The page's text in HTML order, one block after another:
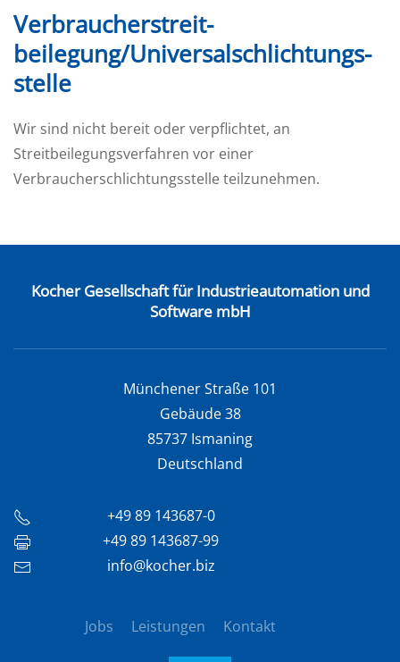
Verbraucher­streit­
beilegung/Universal­schlichtungs­
stelle
Wir sind nicht bereit oder verpflichtet, an
Streitbeilegungsverfahren vor einer
Verbraucherschlichtungsstelle teilzunehmen.
Kocher Gesellschaft für Industrieautomation und
Software mbH
Münchener Straße 101
Gebäude 38
85737 Ismaning
Deutschland
+49 89 143687-0
+49 89 143687-99
info@kocher.biz
Jobs Leistungen Kontakt